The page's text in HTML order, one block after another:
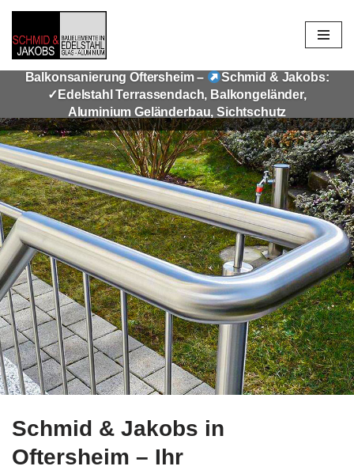
Zum
Inhalt
springen
Balkonsanierung Oftersheim –
Schmid & Jakobs:
✓Edelstahl Terrassendach, Balkongeländer,
Aluminium Geländerbau, Sichtschutz
Schmid & Jakobs in
Oftersheim – Ihr